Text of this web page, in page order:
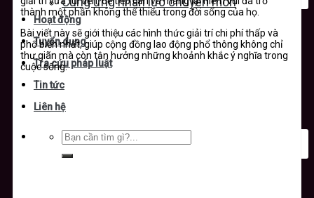
Hoạt động
Tuyển dụng
Tra cứu pháp luật
Tin tức
Liên hệ
thành một phần không thể thiếu trong đời sống của họ.
Bài viết này sẽ giới thiệu các hình thức giải trí chi phí thấp và
phổ biến nhất, giúp cộng đồng lao động phổ thông không chỉ
thư giãn mà còn tận hưởng những khoảnh khắc ý nghĩa trong
cuộc sống.